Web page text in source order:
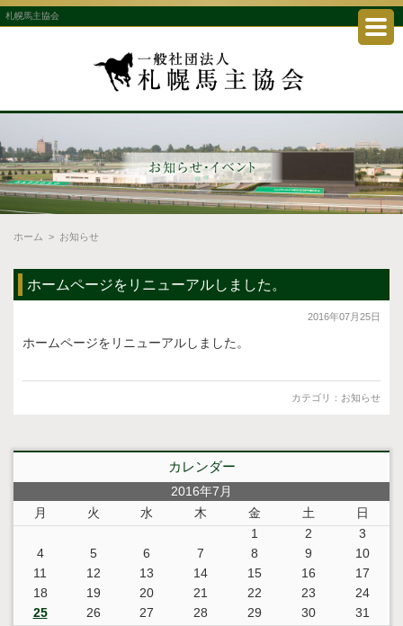
札幌馬主協会
ホーム > お知らせ
ホームページをリニューアルしました。
2016年07月25日
ホームページをリニューアルしました。
カテゴリ： お知らせ
カレンダー
2016年7月
月
火 水 木 金 土 日
1 2
3
4
5 6 7 8 9
10
11
12 13 14 15 16
17
18
19 20 21 22 23
24
25
26 27 28 29 30 31